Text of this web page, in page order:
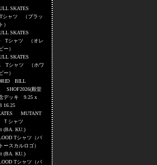
SKATES
シャツ （ブラッ
）
SKATES
Tシャツ （オレ
ー）
SKATES
Tシャツ （ホワ
ー）
BILL
SHOF2026(殿堂
デッキ 9.25 x
16.25
MUTANT
Ｔシャツ
(BA. KU.)
Tシャツ（バ
ースカルロゴ）
(BA. KU.)
Tシャツ（バ